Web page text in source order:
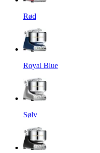
Rød
Royal Blue
Sølv